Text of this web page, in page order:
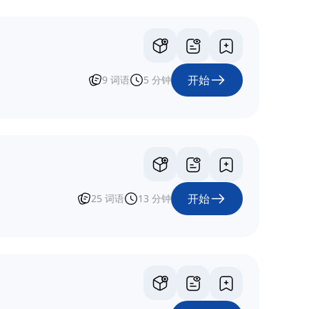
9 词语 5 分钟 开始
25 词语 13 分钟 开始